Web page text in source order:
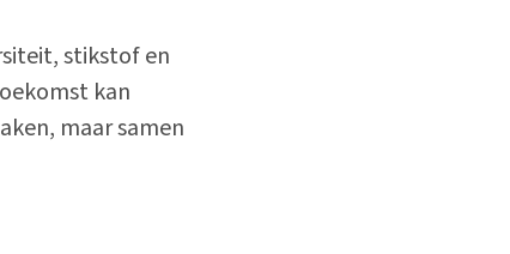
stikstof en
kan
maar samen